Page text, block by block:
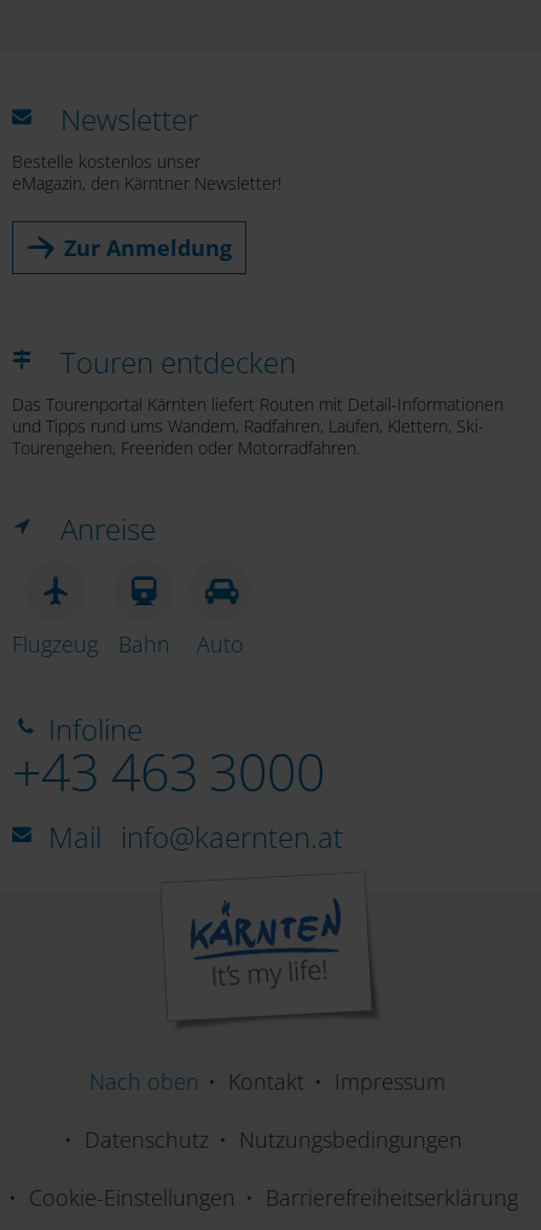
Newsletter
Bestelle kostenlos unser
eMagazin, den Kärntner Newsletter!
Zur Anmeldung
Touren entdecken
Das Tourenportal Kärnten liefert Routen mit Detail-Informationen
und Tipps rund ums Wandern, Radfahren, Laufen, Klettern, Ski-
Tourengehen, Freeriden oder Motorradfahren.
Anreise
Flugzeug Bahn Auto
Infoline
+43 463 3000
Mail info@kaernten.at
Nach oben Kontakt
Impressum
Datenschutz
Nutzungsbedingungen
Cookie-Einstellungen
Barrierefreiheitserklärung